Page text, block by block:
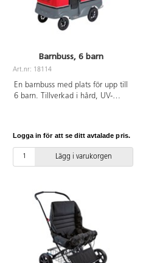
Barnbuss, 6 barn
Art.nr: 18114
En barnbuss med plats för upp till
6 barn. Tillverkad i hård, UV-
gummihjul med kullager.
Framhjulen svänger 360 grader
vilket gör den enkel att styra.
Säkerhetsbälten i sitsarna.
Använd alltid sele och håll alltid
uppsikt över barn som sitter i en
vagn. Lekolar rekommenderar en
service av bromsar vartannat år.
Levereras monterad. Längd:
175 cm, bredd: 75 cm, höjd:
Logga in för att se ditt avtalade pris.
Lägg i varukorgen